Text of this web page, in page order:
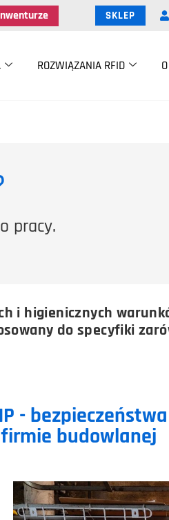
SKLEP
ROZWIĄZANIA RFID
pracy.
i higienicznych
do specyfiki
-
budowlanej